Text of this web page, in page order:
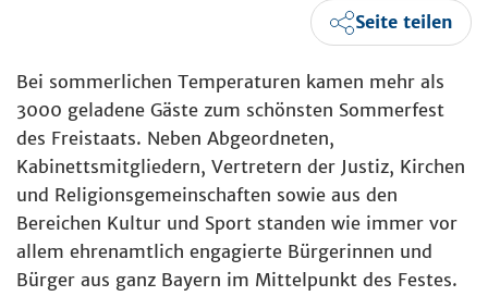
Seite teilen
Bei sommerlichen Temperaturen kamen mehr als
3000 geladene Gäste zum schönsten Sommerfest
des Freistaats. Neben Abgeordneten,
Kabinettsmitgliedern, Vertretern der Justiz, Kirchen
und Religionsgemeinschaften sowie aus den
Bereichen Kultur und Sport standen wie immer vor
allem ehrenamtlich engagierte Bürgerinnen und
Bürger aus ganz Bayern im Mittelpunkt des Festes.